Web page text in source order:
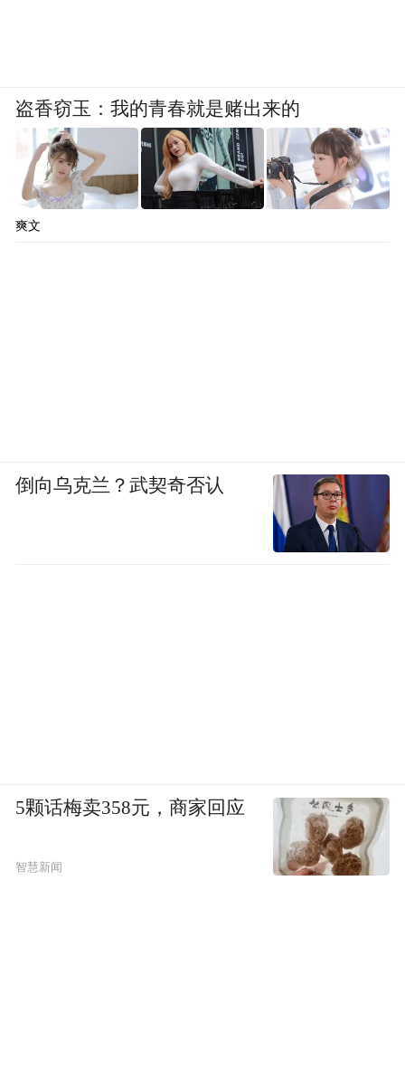
盗香窃玉：我的青春就是赌出来的
爽文
倒向乌克兰？武契奇否认
5颗话梅卖358元，商家回应
智慧新闻